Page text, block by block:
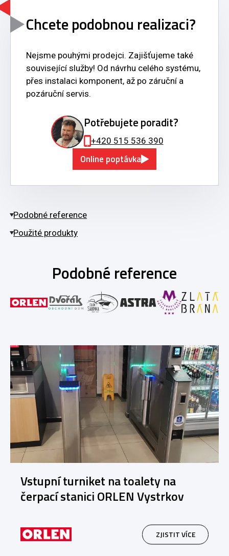
Chcete podobnou realizaci?
Nejsme pouhými prodejci. Zajišťujeme také
související služby! Od návrhu celého systému,
přes instalaci komponent, až po záruční a
pozáruční servis.
Potřebujete poradit?
+420 515 536 390
Online poptávka
Podobné reference
Použité produkty
Podobné reference
Vstupní turniket na toalety na
čerpací stanici ORLEN Vystrkov
ZJISTIT VÍCE